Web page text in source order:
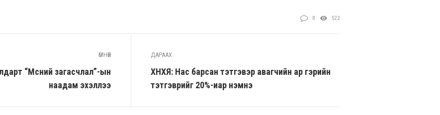
0 522
ӨМНӨХ
“Мөсний загасчлал”-ын
наадам эхэллээ
ДАРААХ
ХНХЯ: Нас барсан тэтгэвэр авагчийн ар гэрийн
тэтгэврийг 20%-иар нэмнэ